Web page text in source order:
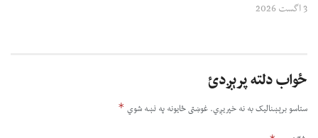
3 اگست 2026
ځواب دلته پرېږدئ
ستاسو برېښناليک به نه خپريږي.غوښتى ځایونه په نښه شوي *